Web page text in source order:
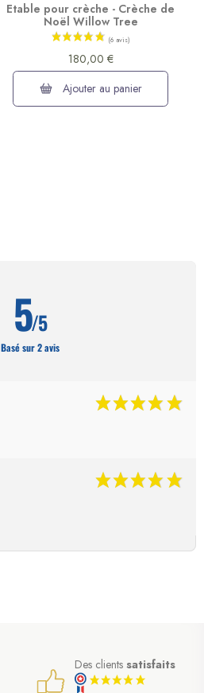
Etable pour crèche - Crèche de
Noël Willow Tree
180,00 €
Ajouter au panier
5/5
Basé sur 2 avis
Des clients satisfaits